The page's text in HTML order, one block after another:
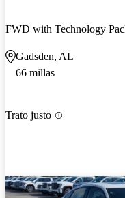
FWD with Technology
Gadsden, AL
66 millas
Trato justo